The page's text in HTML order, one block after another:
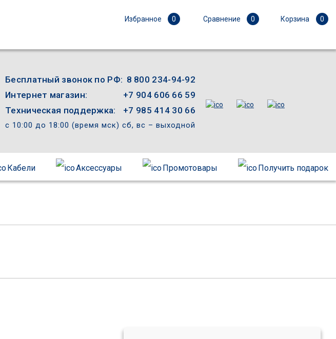
Корзина 0
Сравнение 0
Избранное 0
Бесплатный звонок по РФ: 8 800 234-94-92
Интернет магазин:
+7 904 606 66 59
Техническая поддержка:
+7 985 414 30 66
с 10:00 до 18:00 (время мск) сб, вс – выходной
Кабели Аксессуары Промотовары Получить подарок